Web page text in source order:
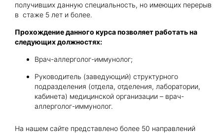
получивших данную специальность, но имеющих перерыв
в стаже 5 лет и более.
Прохождение данного курса позволяет работать на
следующих должностях:
Врач-аллерголог-иммунолог;
Руководитель (заведующий) структурного
подразделения (отдела, отделения, лаборатории,
кабинета) медицинской организации – врач-
аллерголог-иммунолог.
На нашем сайте представлено более 50 направлений
Даю согласие на